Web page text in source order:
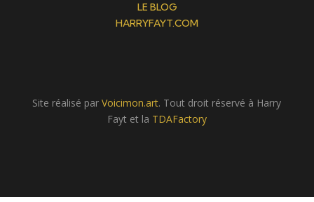
LE BLOG
HARRYFAYT.COM
Site réalisé parVoicimon.art. Tout droit réservé à Harry
Fayt et la TDAFactory